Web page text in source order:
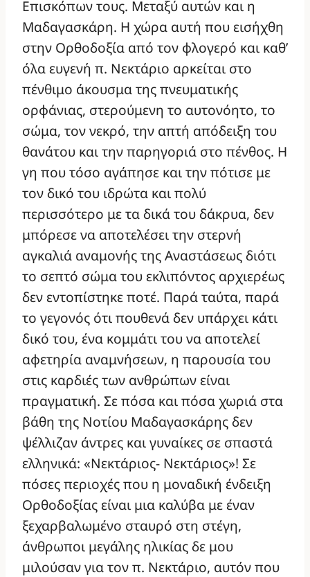
Επισκόπων τους. Μεταξύ αυτών και η
Μαδαγασκάρη. Η χώρα αυτή που εισήχθη
στην Ορθοδοξία από τον φλογερό και καθ’
όλα ευγενή π. Νεκτάριο αρκείται στο
πένθιμο άκουσμα της πνευματικής
ορφάνιας, στερούμενη το αυτονόητο, το
σώμα, τον νεκρό, την απτή απόδειξη του
θανάτου και την παρηγοριά στο πένθος. Η
γη που τόσο αγάπησε και την πότισε με
τον δικό του ιδρώτα και πολύ
περισσότερο με τα δικά του δάκρυα, δεν
μπόρεσε να αποτελέσει την στερνή
αγκαλιά αναμονής της Αναστάσεως διότι
το σεπτό σώμα του εκλιπόντος αρχιερέως
δεν εντοπίστηκε ποτέ. Παρά ταύτα, παρά
το γεγονός ότι πουθενά δεν υπάρχει κάτι
δικό του, ένα κομμάτι του να αποτελεί
αφετηρία αναμνήσεων, η παρουσία του
στις καρδιές των ανθρώπων είναι
πραγματική. Σε πόσα και πόσα χωριά στα
βάθη της Νοτίου Μαδαγασκάρης δεν
ψέλλιζαν άντρες και γυναίκες σε σπαστά
ελληνικά: «Νεκτάριος- Νεκτάριος»! Σε
πόσες περιοχές που η μοναδική ένδειξη
Ορθοδοξίας είναι μια καλύβα με έναν
ξεχαρβαλωμένο σταυρό στη στέγη,
άνθρωποι μεγάλης ηλικίας δε μου
μιλούσαν για τον π. Νεκτάριο, αυτόν που